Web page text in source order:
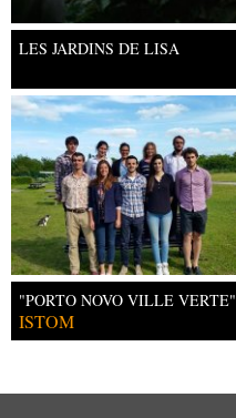
LES JARDINS DE LISA
"PORTO NOVO VILLE VERTE"
ISTOM